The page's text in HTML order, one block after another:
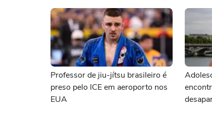
Professor de jiu-jítsu brasileiro é
preso pelo ICE em aeroporto nos
EUA